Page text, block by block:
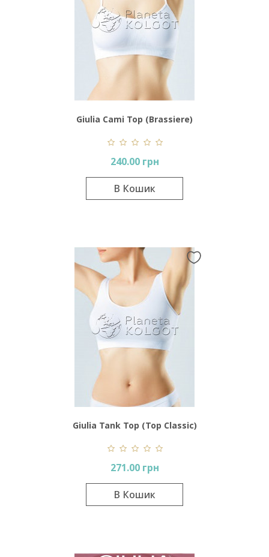
Giulia Cami Top (Brassiere)
240.00 грн
В Кошик
Giulia Tank Top (Top Classic)
271.00 грн
В Кошик